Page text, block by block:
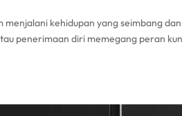
kehidupan yang seimbang
penerimaan diri memegang peran